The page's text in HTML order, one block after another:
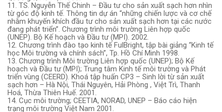
11. TS. Nguyễn Thế Chinh – Đầu tư cho sản xuất sạch hơn nhìn
từ góc độ kinh tế. Thông tin dự án “những chiến lược và cơ chế
nhằm khuyến khích đầu tư cho sản xuất sạch hơn tại các nước
đang phát triển”. Chương trình môi trường Liên hợp quốc
(UNEP). Bộ Kế hoạch và Đầu tư (MPI). 2002.
12. Chương trình đào tạo kinh tế FulBright, tập bài giảng “Kinh tế
học Môi trường và chính sách”, Tp. Hồ Chí Minh 1998.
13. Chương trình Môi trường Liên hợp quốc (UNEP); Bộ Kế
hoạch và Đầu tư (MPI); Trung tâm Kinh tế môi trường và Phát
triển vùng (CEERD). Khoá tập huấn CP3 – Sinh lời từ sản xuất
sạch hơn – Hà Nội, Thái Nguyên, Hải Phòng , Việt Trì, Thanh
Hoá, Thừa Thiên Huế. 2001.
14. Cục môi trường; CEETIA, NORAD, UNEP – Báo cáo hiện
trạng môi trường Việt Nam 2001.